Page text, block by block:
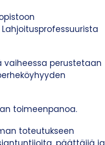
vaiheessa perustetaan
toimeenpanoa.
toteutukseen